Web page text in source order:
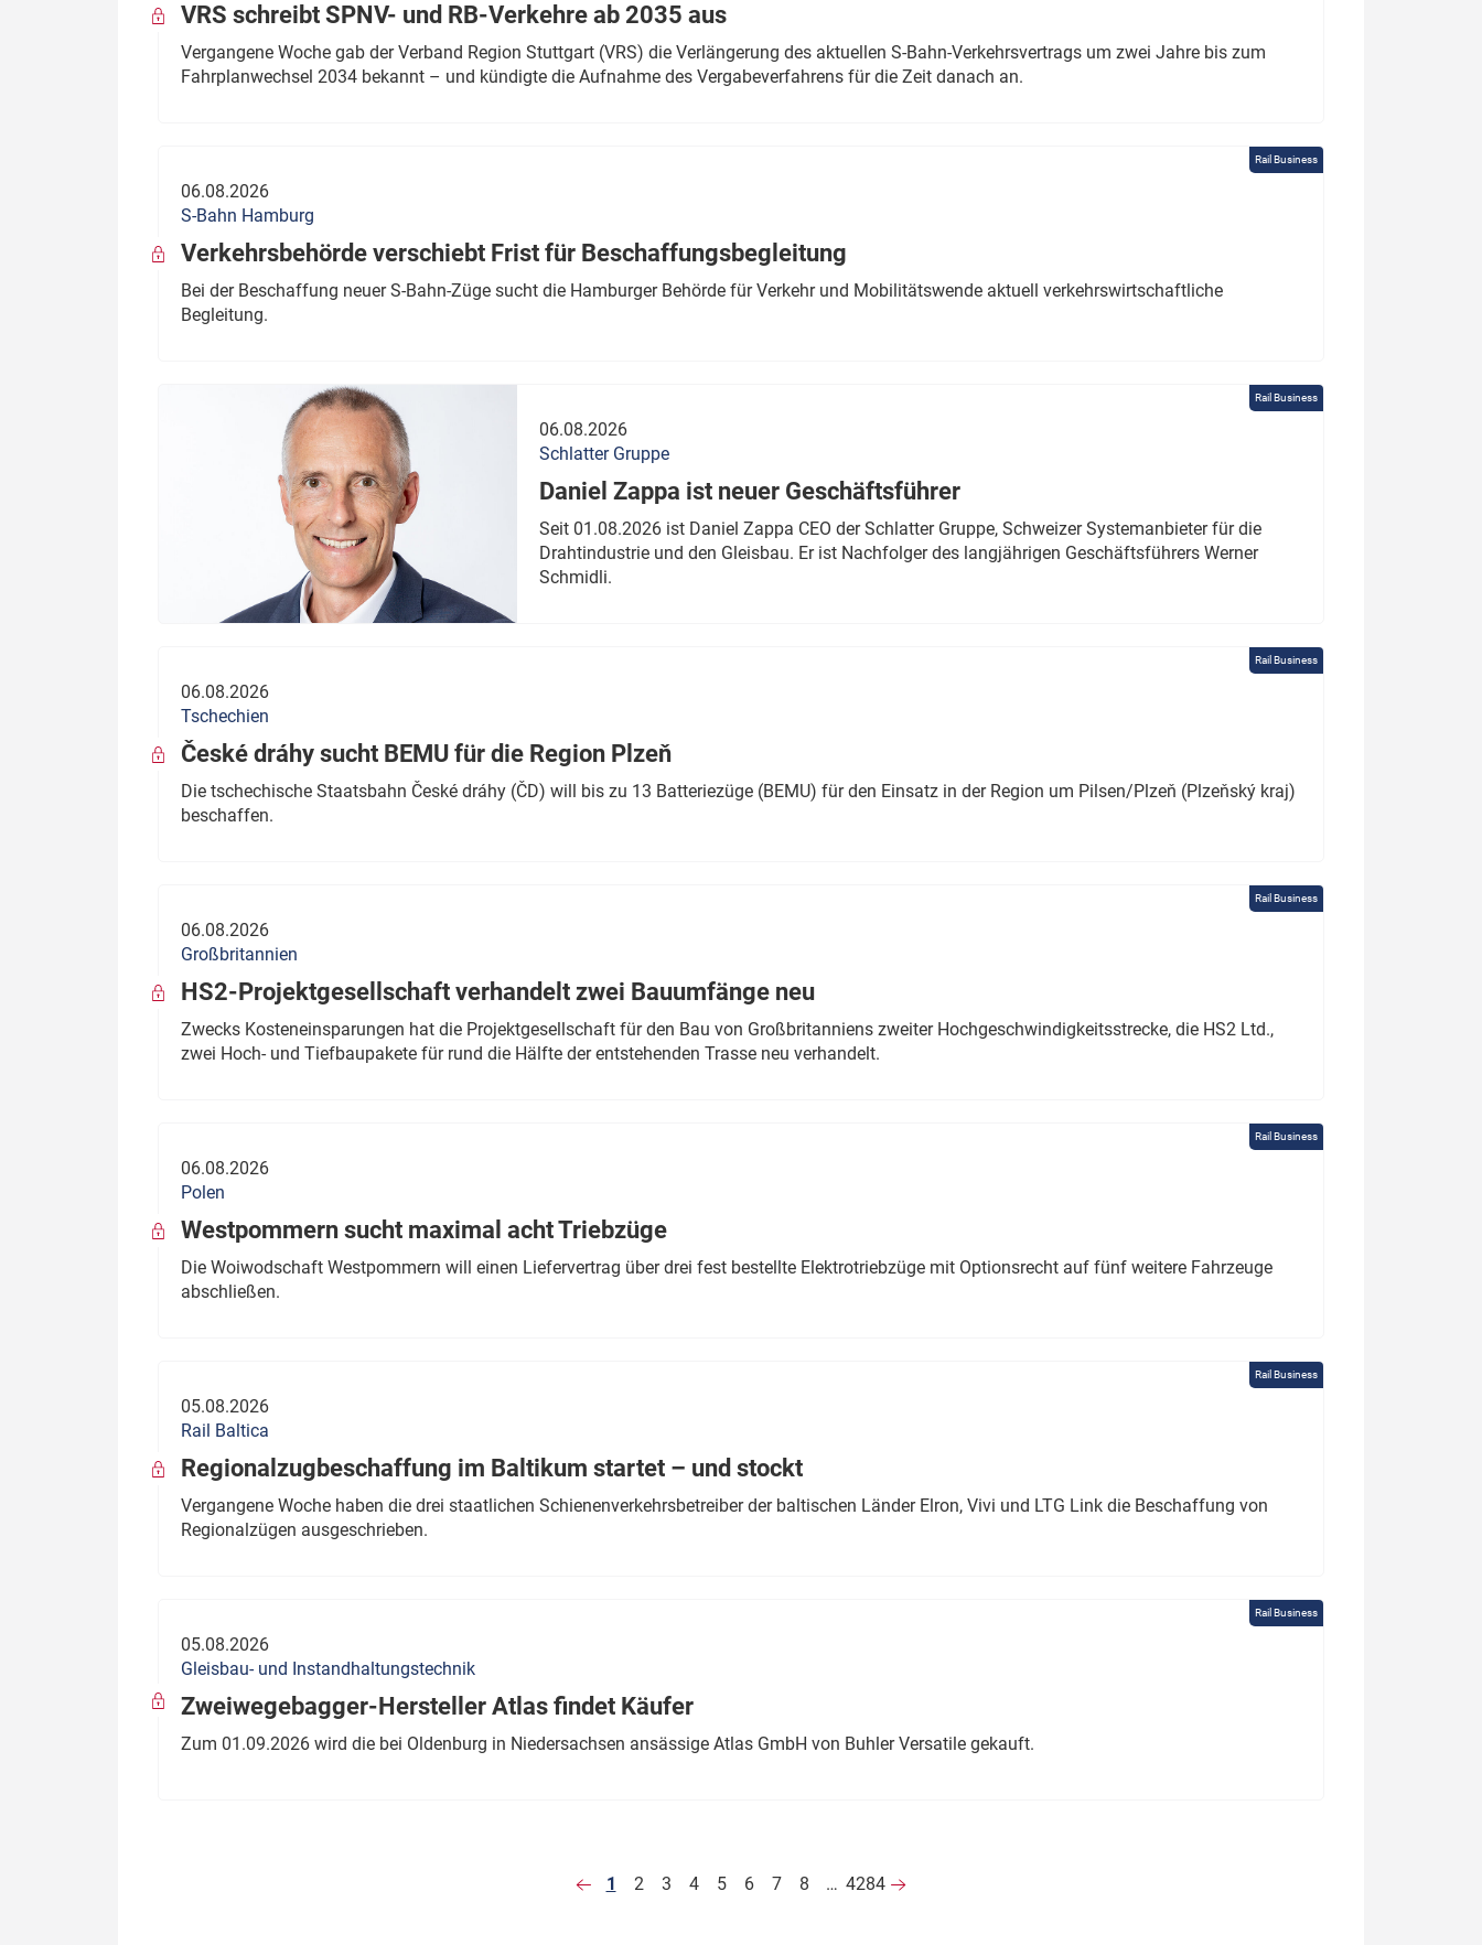
VRS schreibt SPNV- und RB-Verkehre ab 2035 aus
Vergangene Woche gab der Verband Region Stuttgart (VRS) die Verlängerung des aktuellen S-Bahn-Verkehrsvertrags um zwei Jahre bis zum
Fahrplanwechsel 2034 bekannt – und kündigte die Aufnahme des Vergabeverfahrens für die Zeit danach an.
Rail Business
06.08.2026
S-Bahn Hamburg
Verkehrsbehörde verschiebt Frist für Beschaffungsbegleitung
Bei der Beschaffung neuer S-Bahn-Züge sucht die Hamburger Behörde für Verkehr und Mobilitätswende aktuell verkehrswirtschaftliche
Begleitung.
Rail Business
06.08.2026
Schlatter Gruppe
Daniel Zappa ist neuer Geschäftsführer
Seit 01.08.2026 ist Daniel Zappa CEO der Schlatter Gruppe, Schweizer Systemanbieter für die
Drahtindustrie und den Gleisbau. Er ist Nachfolger des langjährigen Geschäftsführers Werner
Schmidli.
Rail Business
06.08.2026
Tschechien
České dráhy sucht BEMU für die Region Plzeň
Die tschechische Staatsbahn České dráhy (ČD) will bis zu 13 Batteriezüge (BEMU) für den Einsatz in der Region um Pilsen/Plzeň (Plzeňský kraj)
beschaffen.
Rail Business
06.08.2026
Großbritannien
HS2-Projektgesellschaft verhandelt zwei Bauumfänge neu
Zwecks Kosteneinsparungen hat die Projektgesellschaft für den Bau von Großbritanniens zweiter Hochgeschwindigkeitsstrecke, die HS2 Ltd.,
zwei Hoch- und Tiefbaupakete für rund die Hälfte der entstehenden Trasse neu verhandelt.
Rail Business
06.08.2026
Polen
Westpommern sucht maximal acht Triebzüge
Die Woiwodschaft Westpommern will einen Liefervertrag über drei fest bestellte Elektrotriebzüge mit Optionsrecht auf fünf weitere Fahrzeuge
abschließen.
Rail Business
05.08.2026
Rail Baltica
Regionalzugbeschaffung im Baltikum startet – und stockt
Vergangene Woche haben die drei staatlichen Schienenverkehrsbetreiber der baltischen Länder Elron, Vivi und LTG Link die Beschaffung von
Regionalzügen ausgeschrieben.
Rail Business
05.08.2026
Gleisbau- und Instandhaltungstechnik
Zweiwegebagger-Hersteller Atlas findet Käufer
Zum 01.09.2026 wird die bei Oldenburg in Niedersachsen ansässige Atlas GmbH von Buhler Versatile gekauft.
1 2 3 4 5 6 7 8 … 4284